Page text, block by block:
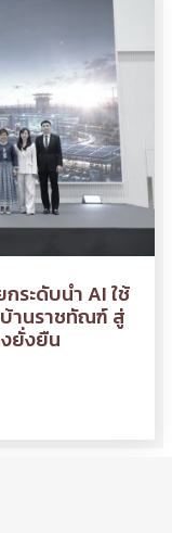
ระดับนำ AI ใช้
านราชทัณฑ์ สู่
ยั่งยืน